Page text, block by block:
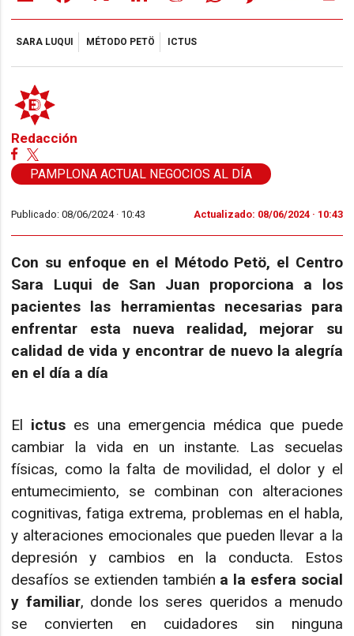
SARA LUQUI MÉTODO PETÖ ICTUS
Redacción
PAMPLONA ACTUAL NEGOCIOS AL DÍA
Publicado: 08/06/2024 · 10:43 Actualizado: 08/06/2024 · 10:43
Con su enfoque en el Método Petö, el Centro
Sara Luqui de San Juan proporciona a los
pacientes las herramientas necesarias para
enfrentar esta nueva realidad, mejorar su
calidad de vida y encontrar de nuevo la alegría
en el día a día
El ictus es una emergencia médica que puede
cambiar la vida en un instante. Las secuelas
físicas, como la falta de movilidad, el dolor y el
entumecimiento, se combinan con alteraciones
cognitivas, fatiga extrema, problemas en el habla,
y alteraciones emocionales que pueden llevar a la
depresión y cambios en la conducta. Estos
desafíos se extienden también a la esfera social
y familiar, donde los seres queridos a menudo
se convierten en cuidadores sin ninguna